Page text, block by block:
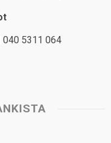
040 5311 064